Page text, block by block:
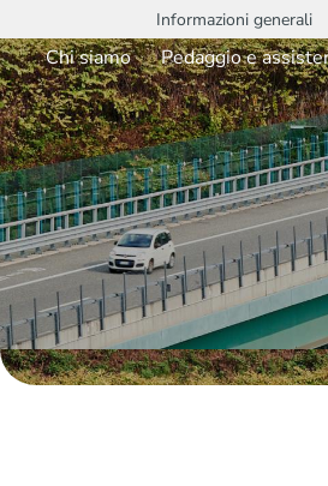
Informazioni generali
Chi siamo Pedaggio e